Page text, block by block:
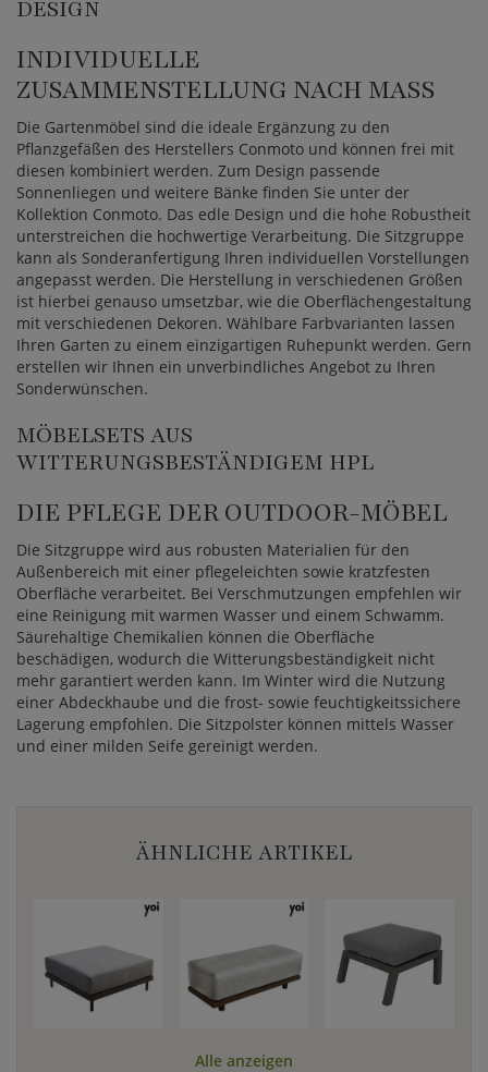
DESIGN
INDIVIDUELLE
ZUSAMMENSTELLUNG NACH MASS
Die Gartenmöbel sind die ideale Ergänzung zu den
Pflanzgefäßen des Herstellers Conmoto und können frei mit
diesen kombiniert werden. Zum Design passende
Sonnenliegen und weitere Bänke finden Sie unter der
Kollektion Conmoto. Das edle Design und die hohe Robustheit
unterstreichen die hochwertige Verarbeitung. Die Sitzgruppe
kann als Sonderanfertigung Ihren individuellen Vorstellungen
angepasst werden. Die Herstellung in verschiedenen Größen
ist hierbei genauso umsetzbar, wie die Oberflächengestaltung
mit verschiedenen Dekoren. Wählbare Farbvarianten lassen
Ihren Garten zu einem einzigartigen Ruhepunkt werden. Gern
erstellen wir Ihnen ein unverbindliches Angebot zu Ihren
Sonderwünschen.
MÖBELSETS AUS
WITTERUNGSBESTÄNDIGEM HPL
DIE PFLEGE DER OUTDOOR-MÖBEL
Die Sitzgruppe wird aus robusten Materialien für den
Außenbereich mit einer pflegeleichten sowie kratzfesten
Oberfläche verarbeitet. Bei Verschmutzungen empfehlen wir
eine Reinigung mit warmen Wasser und einem Schwamm.
Säurehaltige Chemikalien können die Oberfläche
beschädigen, wodurch die Witterungsbeständigkeit nicht
mehr garantiert werden kann. Im Winter wird die Nutzung
einer Abdeckhaube und die frost- sowie feuchtigkeitssichere
Lagerung empfohlen. Die Sitzpolster können mittels Wasser
und einer milden Seife gereinigt werden.
ÄHNLICHE ARTIKEL
Alle anzeigen